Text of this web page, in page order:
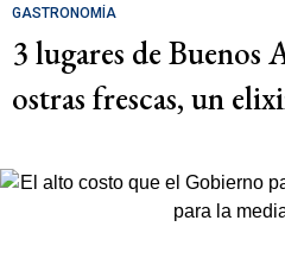
GASTRONOMÍA
3 lugares de Buenos
ostras frescas, un